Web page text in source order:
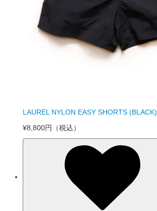
LAUREL NYLON EASY SHORTS (BLACK)
¥8,800円
（税込）